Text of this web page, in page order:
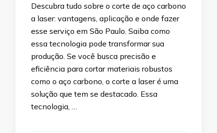
Descubra tudo sobre o corte de aço carbono
a laser: vantagens, aplicação e onde fazer
esse serviço em São Paulo. Saiba como
essa tecnologia pode transformar sua
produção. Se você busca precisão e
eficiência para cortar materiais robustos
como o aço carbono, o corte a laser é uma
solução que tem se destacado. Essa
tecnologia, …